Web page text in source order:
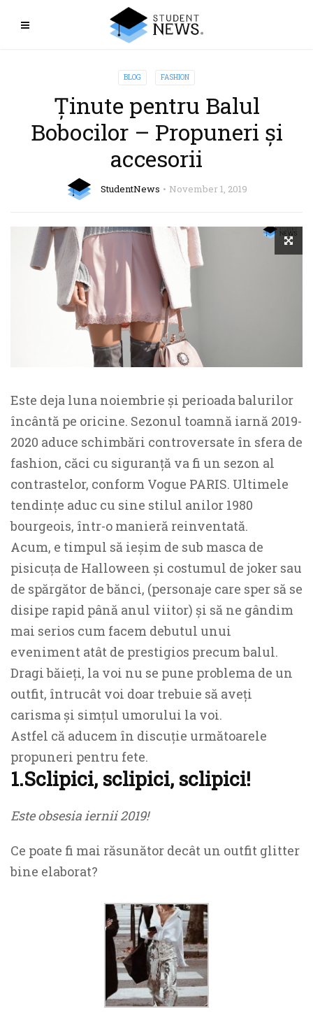
BLOG FASHION
Ținute pentru Balul
Bobocilor – Propuneri și
accesorii
StudentNews November 1, 2019
Este deja luna noiembrie și perioada balurilor
încântă pe oricine. Sezonul toamnă iarnă 2019-
2020 aduce schimbări controversate în sfera de
fashion, căci cu siguranță va fi un sezon al
contrastelor, conform Vogue PARIS. Ultimele
tendințe aduc cu sine stilul anilor 1980
bourgeois, într-o manieră reinventată.
Acum, e timpul să ieșim de sub masca de
pisicuța de Halloween și costumul de joker sau
de spărgător de bănci, (personaje care sper să se
disipe rapid până anul viitor) și să ne gândim
mai serios cum facem debutul unui
eveniment atât de prestigios precum balul.
Dragi băieți, la voi nu se pune problema de un
outfit, întrucât voi doar trebuie să aveți
carisma și simțul umorului la voi.
Astfel că aducem în discuție următoarele
propuneri pentru fete.
1.Sclipici, sclipici, sclipici!
Este obsesia iernii 2019!
Ce poate fi mai răsunător decât un outfit glitter
bine elaborat?